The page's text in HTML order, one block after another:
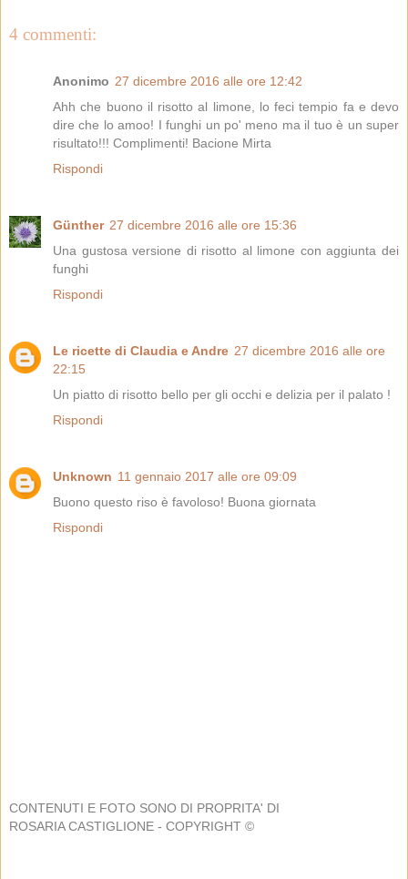
4 commenti:
Anonimo 27 dicembre 2016 alle ore 12:42
Ahh che buono il risotto al limone, lo feci tempio fa e devo
dire che lo amoo! I funghi un po' meno ma il tuo è un super
risultato!!! Complimenti! Bacione Mirta
Rispondi
Günther 27 dicembre 2016 alle ore 15:36
Una gustosa versione di risotto al limone con aggiunta dei
funghi
Rispondi
Le ricette di Claudia e Andre 27 dicembre 2016 alle ore
22:15
Un piatto di risotto bello per gli occhi e delizia per il palato !
Rispondi
Unknown 11 gennaio 2017 alle ore 09:09
Buono questo riso è favoloso! Buona giornata
Rispondi
CONTENUTI E FOTO SONO DI PROPRITA' DI
ROSARIA CASTIGLIONE - COPYRIGHT ©